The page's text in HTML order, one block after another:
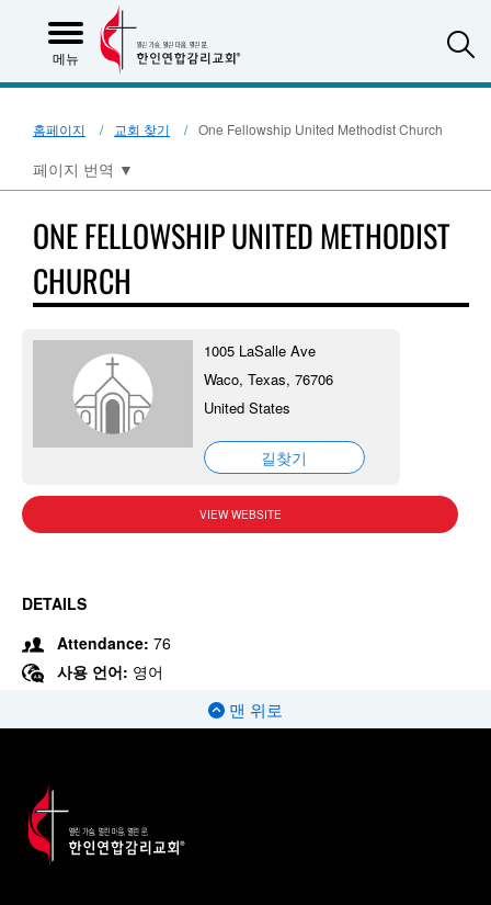
메뉴
홈페이지 교회 찾기 One Fellowship United Methodist Church
페이지 번역 ▼
ONE FELLOWSHIP UNITED METHODIST
CHURCH
1005 LaSalle Ave
Waco, Texas, 76706
United States
길찾기
VIEW WEBSITE
DETAILS
Attendance: 76
사용 언어: 영어
맨 위로